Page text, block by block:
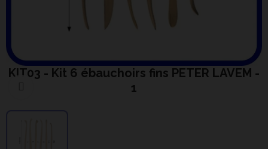
KIT03 - Kit 6 ébauchoirs fins PETER LAVEM -
1